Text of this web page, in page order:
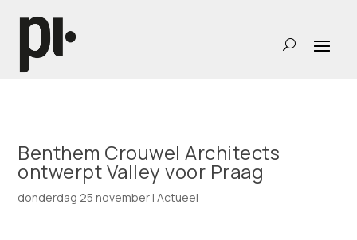
Benthem Crouwel Architects
ontwerpt Valley voor Praag
donderdag 25 november |Actueel